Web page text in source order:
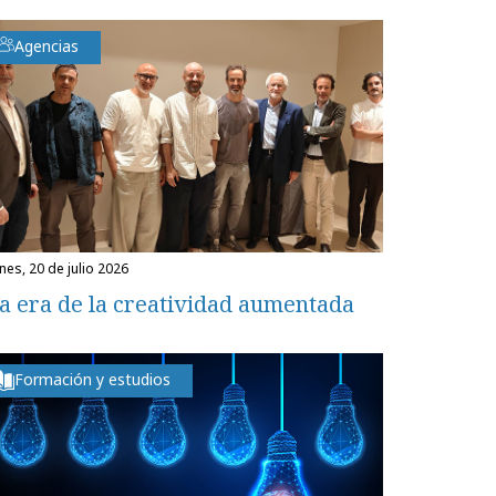
Agencias
20 de julio 2026
era de la creatividad aumentada
Formación y estudios